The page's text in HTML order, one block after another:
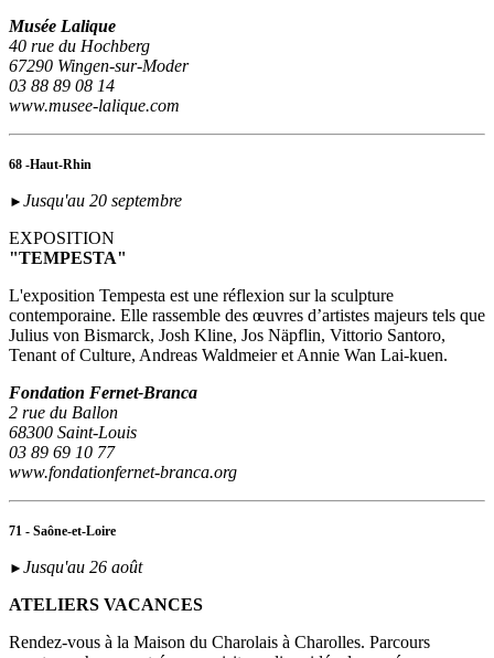
Musée Lalique
40 rue du Hochberg
67290 Wingen-sur-Moder
03 88 89 08 14
www.musee-lalique.com
68 -Haut-Rhin
► Jusqu'au 20 septembre
EXPOSITION
"TEMPESTA"
L'exposition Tempesta est une réflexion sur la sculpture
contemporaine. Elle rassemble des œuvres d’artistes majeurs tels que
Julius von Bismarck, Josh Kline, Jos Näpflin, Vittorio Santoro,
Tenant of Culture, Andreas Waldmeier et Annie Wan Lai-kuen.
Fondation Fernet-Branca
2 rue du Ballon
68300 Saint-Louis
03 89 69 10 77
www.fondationfernet-branca.org
71 - Saône-et-Loire
► Jusqu'au 26 août
ATELIERS VACANCES
Rendez-vous à la Maison du Charolais à Charolles. Parcours